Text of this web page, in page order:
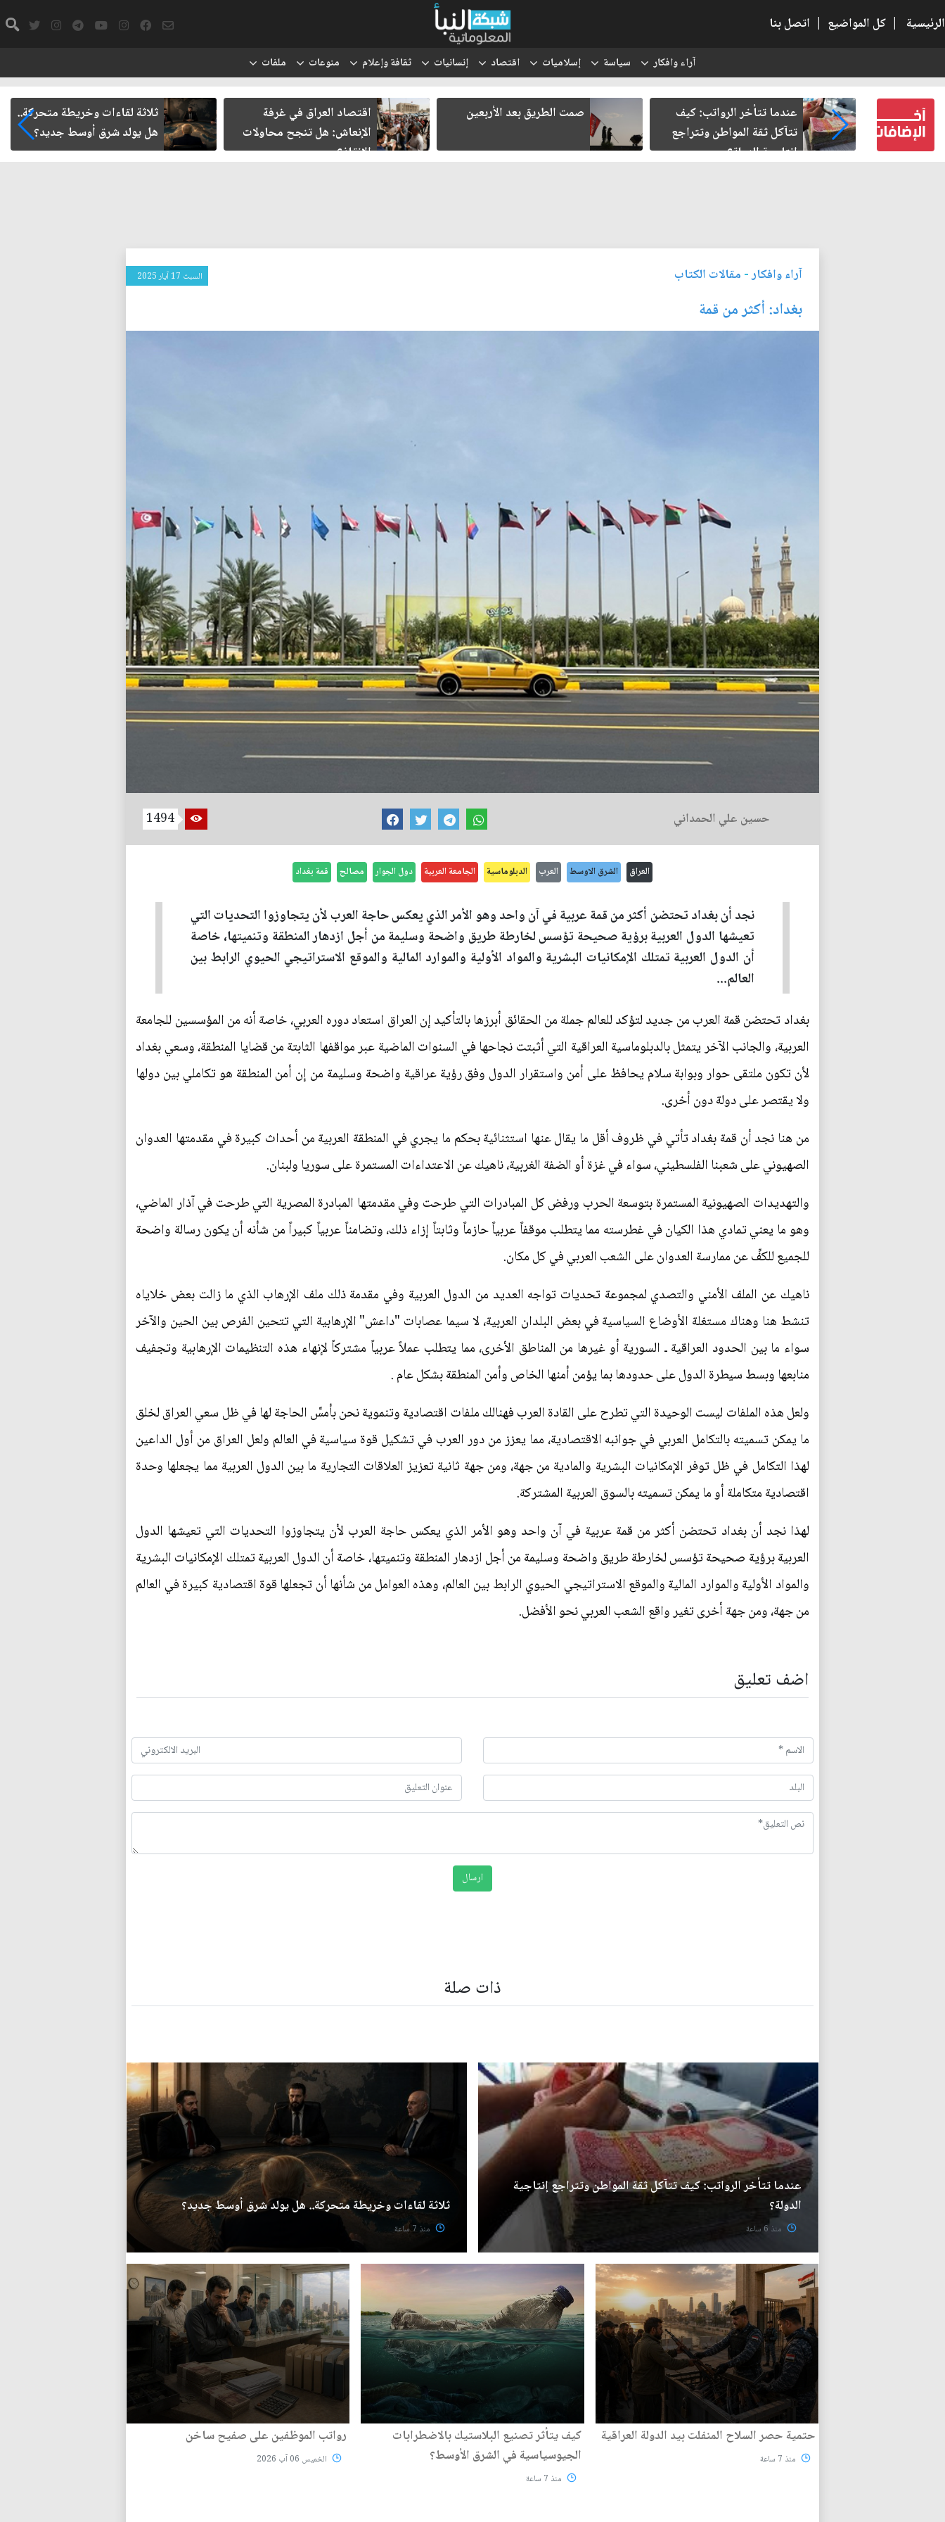
الرئيسية | كل المواضيع | اتصل بنا
آراء وافكار سياسة إسلاميات اقتصاد إنسانيات ثقافة وإعلام منوعات ملفات
كيف
وتتراجع
صمت الطريق بعد الأربعين
اقتصاد العراق في غرفة
الإنقاذ؟
ثلاثة لقاءات وخريطة متحركة..
هل يولد شرق أوسط جديد؟
حتمية حصر السلاح المنفلت بيد
الدولة العراقية
آراء وافكار- مقالات الكتاب السبت 17 آيار 2025
بغداد: أكثر من قمة
حسين علي الحمداني 1494
العراق الشرق الاوسط العرب الدبلوماسية الجامعة العربية دول الجوار مصالح قمة بغداد
نجد أن بغداد تحتضن أكثر من قمة عربية في آن واحد وهو الأمر الذي يعكس حاجة العرب لأن يتجاوزوا التحديات التي
تعيشها الدول العربية برؤية صحيحة تؤسس لخارطة طريق واضحة وسليمة من أجل ازدهار المنطقة وتنميتها، خاصة
أن الدول العربية تمتلك الإمكانيات البشرية والمواد الأولية والموارد المالية والموقع الاستراتيجي الحيوي الرابط بين
العالم...
بغداد تحتضن قمة العرب من جديد لتؤكد للعالم جملة من الحقائق أبرزها بالتأكيد إن العراق استعاد دوره العربي، خاصة أنه من المؤسسين للجامعة
العربية، والجانب الآخر يتمثل بالدبلوماسية العراقية التي أثبتت نجاحها في السنوات الماضية عبر مواقفها الثابتة من قضايا المنطقة، وسعي بغداد
لأن تكون ملتقى حوار وبوابة سلام يحافظ على أمن واستقرار الدول وفق رؤية عراقية واضحة وسليمة من إن أمن المنطقة هو تكاملي بين دولها
ولا يقتصر على دولة دون أخرى.
من هنا نجد أن قمة بغداد تأتي في ظروف أقل ما يقال عنها استثنائية بحكم ما يجري في المنطقة العربية من أحداث كبيرة في مقدمتها العدوان
الصهيوني على شعبنا الفلسطيني، سواء في غزة أو الضفة الغربية، ناهيك عن الاعتداءات المستمرة على سوريا ولبنان.
والتهديدات الصهيونية المستمرة بتوسعة الحرب ورفض كل المبادرات التي طرحت وفي مقدمتها المبادرة المصرية التي طرحت في آذار الماضي،
وهو ما يعني تمادي هذا الكيان في غطرسته مما يتطلب موقفاً عربياً حازماً وثابتاً إزاء ذلك، وتضامناً عربياً كبيراً من شأنه أن يكون رسالة واضحة
للجميع للكفِّ عن ممارسة العدوان على الشعب العربي في كل مكان.
ناهيك عن الملف الأمني والتصدي لمجموعة تحديات تواجه العديد من الدول العربية وفي مقدمة ذلك ملف الإرهاب الذي ما زالت بعض خلاياه
تنشط هنا وهناك مستغلة الأوضاع السياسية في بعض البلدان العربية، لا سيما عصابات "داعش" الإرهابية التي تتحين الفرص بين الحين والآخر
سواء ما بين الحدود العراقية ـ السورية أو غيرها من المناطق الأخرى، مما يتطلب عملاً عربياً مشتركاً لإنهاء هذه التنظيمات الإرهابية وتجفيف
منابعها وبسط سيطرة الدول على حدودها بما يؤمن أمنها الخاص وأمن المنطقة بشكل عام .
ولعل هذه الملفات ليست الوحيدة التي تطرح على القادة العرب فهنالك ملفات اقتصادية وتنموية نحن بأمسِّ الحاجة لها في ظل سعي العراق لخلق
ما يمكن تسميته بالتكامل العربي في جوانبه الاقتصادية، مما يعزز من دور العرب في تشكيل قوة سياسية في العالم ولعل العراق من أول الداعين
لهذا التكامل في ظل توفر الإمكانيات البشرية والمادية من جهة، ومن جهة ثانية تعزيز العلاقات التجارية ما بين الدول العربية مما يجعلها وحدة
اقتصادية متكاملة أو ما يمكن تسميته بالسوق العربية المشتركة.
لهذا نجد أن بغداد تحتضن أكثر من قمة عربية في آن واحد وهو الأمر الذي يعكس حاجة العرب لأن يتجاوزوا التحديات التي تعيشها الدول
العربية برؤية صحيحة تؤسس لخارطة طريق واضحة وسليمة من أجل ازدهار المنطقة وتنميتها، خاصة أن الدول العربية تمتلك الإمكانيات البشرية
والمواد الأولية والموارد المالية والموقع الاستراتيجي الحيوي الرابط بين العالم، وهذه العوامل من شأنها أن تجعلها قوة اقتصادية كبيرة في العالم
من جهة، ومن جهة أخرى تغير واقع الشعب العربي نحو الأفضل.
اضف تعليق
ذات صلة
عندما تتأخر الرواتب: كيف تتآكل ثقة المواطن وتتراجع إنتاجية
الدولة؟
منذ 6 ساعة
ثلاثة لقاءات وخريطة متحركة.. هل يولد شرق أوسط جديد؟
منذ 7 ساعة
حتمية حصر السلاح المنفلت بيد الدولة العراقية
منذ 7 ساعة
كيف يتأثر تصنيع البلاستيك بالاضطرابات
الجيوسياسية في الشرق الأوسط؟
منذ 7 ساعة
رواتب الموظفين على صفيح ساخن
الخميس 06 آب 2026